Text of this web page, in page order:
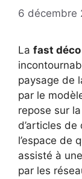
6 décembre
La fast déco
paysage de
par le
repose sur
d’articles
l’espace de
assisté à
par les